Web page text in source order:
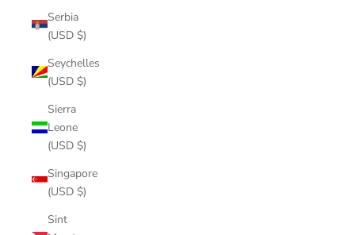
Serbia
(USD $)
Seychelles
(USD $)
Sierra
Leone
(USD $)
Singapore
(USD $)
Sint